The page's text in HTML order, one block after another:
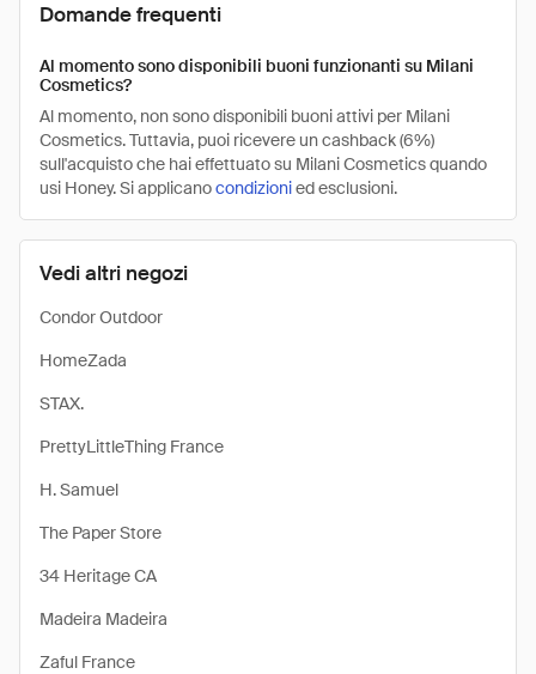
Vedi altri negozi
Condor Outdoor
HomeZada
STAX.
PrettyLittleThing France
H. Samuel
The Paper Store
34 Heritage CA
Madeira Madeira
Zaful France
Domande frequenti
Al momento sono disponibili buoni funzionanti su Milani
Cosmetics?
Al momento, non sono disponibili buoni attivi per Milani
Cosmetics. Tuttavia, puoi ricevere un cashback (6%)
sull'acquisto che hai effettuato su Milani Cosmetics quando
usi Honey. Si applicanocondizionied esclusioni.